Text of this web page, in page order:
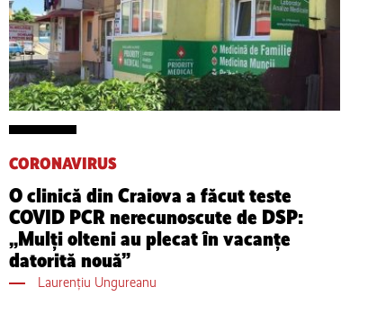
CORONAVIRUS
O clinică din Craiova a făcut teste
COVID PCR nerecunoscute de DSP:
„Mulți olteni au plecat în vacanțe
datorită nouă”
Laurențiu Ungureanu